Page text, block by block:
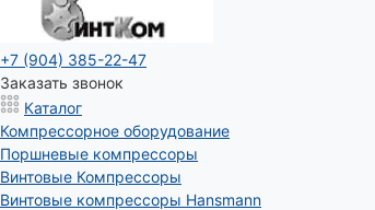
+7 (904) 385-22-47
Заказать звонок
Каталог
Компрессорное оборудование
Поршневые компрессоры
Винтовые Компрессоры
Винтовые компрессоры Hansmann